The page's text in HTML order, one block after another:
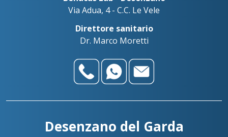
Via Adua, 4 - C.C. Le Vele
Direttore sanitario
Dr. Marco Moretti
Desenzano del Garda